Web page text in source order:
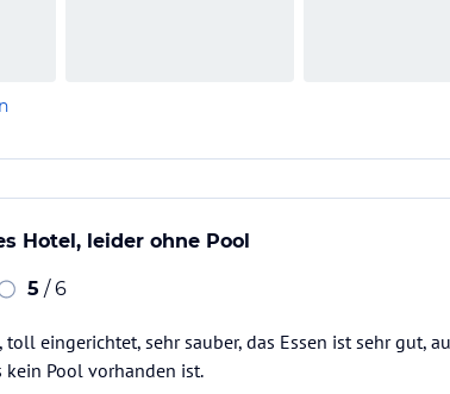
Hotel, leider ohne Pool
5 / 6
eingerichtet, sehr sauber, das Essen ist sehr gut,
kein Pool vorhanden ist.